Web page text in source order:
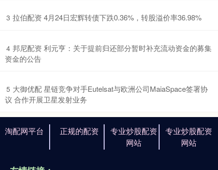
3 ​拉伯配资 4月24日宏辉转债下跌0.36%，转股溢价率36.98%
4 ​邦尼配资 利元亨：关于提前归还部分暂时补充流动资金的募集
资金的公告
5 ​大御优配 星链竞争对手Eutelsat与欧洲公司MaiaSpace签署协
议 合作开展卫星发射业务
淘配网平台 正规的配资
专业炒股配资
网站
专业炒股配资
网站